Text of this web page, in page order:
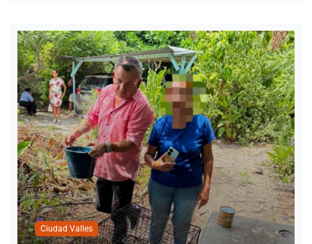
Ciudad Valles
Nueva directora del